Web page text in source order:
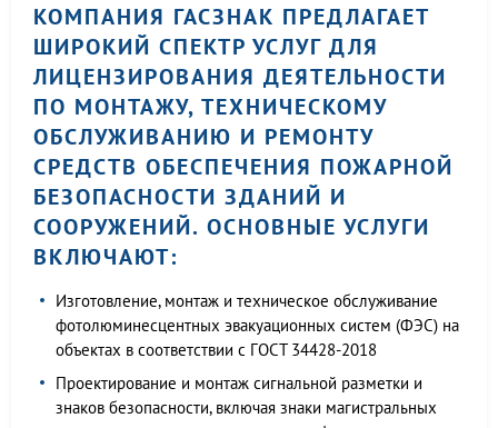
КОМПАНИЯ ГАСЗНАК ПРЕДЛАГАЕТ
ШИРОКИЙ СПЕКТР УСЛУГ ДЛЯ
ЛИЦЕНЗИРОВАНИЯ ДЕЯТЕЛЬНОСТИ
ПО МОНТАЖУ, ТЕХНИЧЕСКОМУ
ОБСЛУЖИВАНИЮ И РЕМОНТУ
СРЕДСТВ ОБЕСПЕЧЕНИЯ ПОЖАРНОЙ
БЕЗОПАСНОСТИ ЗДАНИЙ И
СООРУЖЕНИЙ. ОСНОВНЫЕ УСЛУГИ
ВКЛЮЧАЮТ:
Изготовление, монтаж и техническое обслуживание
фотолюминесцентных эвакуационных систем (ФЭС) на
объектах в соответствии с ГОСТ 34428-2018
Проектирование и монтаж сигнальной разметки и
знаков безопасности, включая знаки магистральных